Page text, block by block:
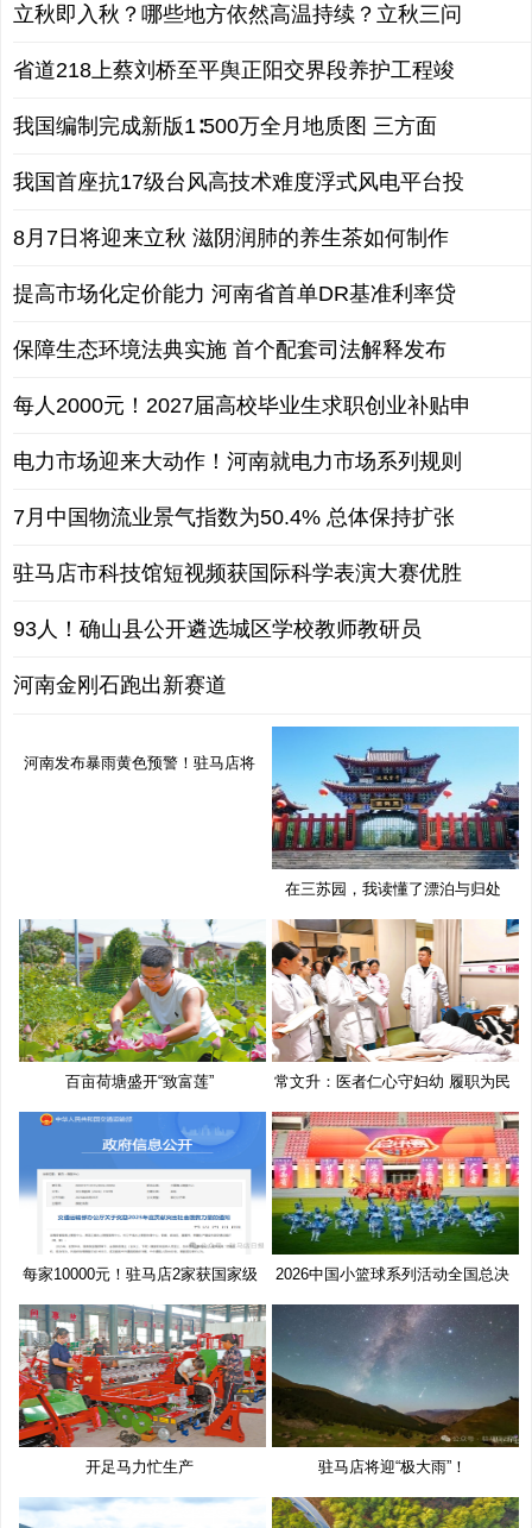
立秋即入秋？哪些地方依然高温持续？立秋三问
省道218上蔡刘桥至平舆正阳交界段养护工程竣
我国编制完成新版1∶500万全月地质图 三方面
我国首座抗17级台风高技术难度浮式风电平台投
8月7日将迎来立秋 滋阴润肺的养生茶如何制作
提高市场化定价能力 河南省首单DR基准利率贷
保障生态环境法典实施 首个配套司法解释发布
每人2000元！2027届高校毕业生求职创业补贴申
电力市场迎来大动作！河南就电力市场系列规则
7月中国物流业景气指数为50.4% 总体保持扩张
驻马店市科技馆短视频获国际科学表演大赛优胜
93人！确山县公开遴选城区学校教师教研员
河南金刚石跑出新赛道
河南发布暴雨黄色预警！驻马店将
在三苏园，我读懂了漂泊与归处
百亩荷塘盛开“致富莲” 常文升：医者仁心守妇幼 履职为民
每家10000元！驻马店2家获国家级
奖
2026中国小篮球系列活动全国总决
赛
开足马力忙生产 驻马店将迎“极大雨”！